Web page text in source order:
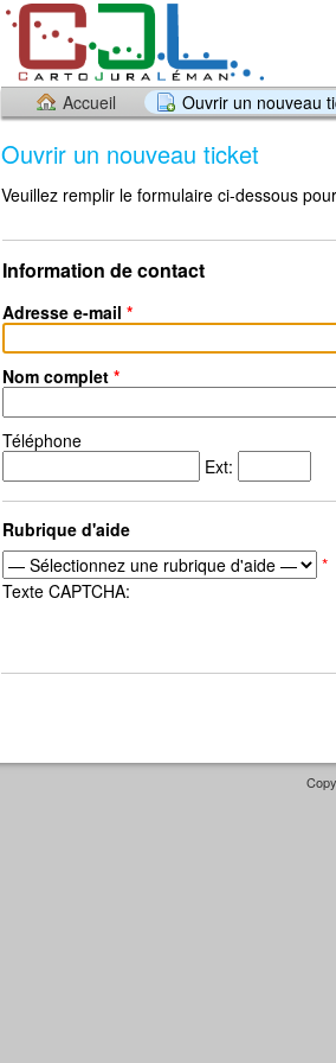
Accueil Ouvrir un nouveau
Ouvrir un nouveau ticket
Veuillez remplir le formulaire ci-dessous
Information de contact
Adresse e-mail *
Nom complet *
Téléphone
Ext:
Rubrique d'aide
*
Texte CAPTCHA: